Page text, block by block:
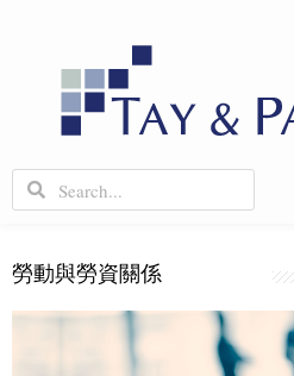
勞動與勞資關係